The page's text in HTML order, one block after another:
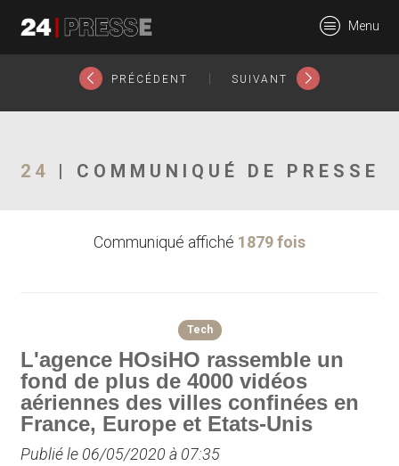
24Presse -
Communiqués de
Menu
PRÉCÉDENT SUIVANT
24 | COMMUNIQUÉ DE PRESSE
Communiqué affiché 1879 fois
Tech
L'agence HOsiHO rassemble un
fond de plus de 4000 vidéos
aériennes des villes confinées en
France, Europe et Etats-Unis
Publié le 06/05/2020 à 07:35